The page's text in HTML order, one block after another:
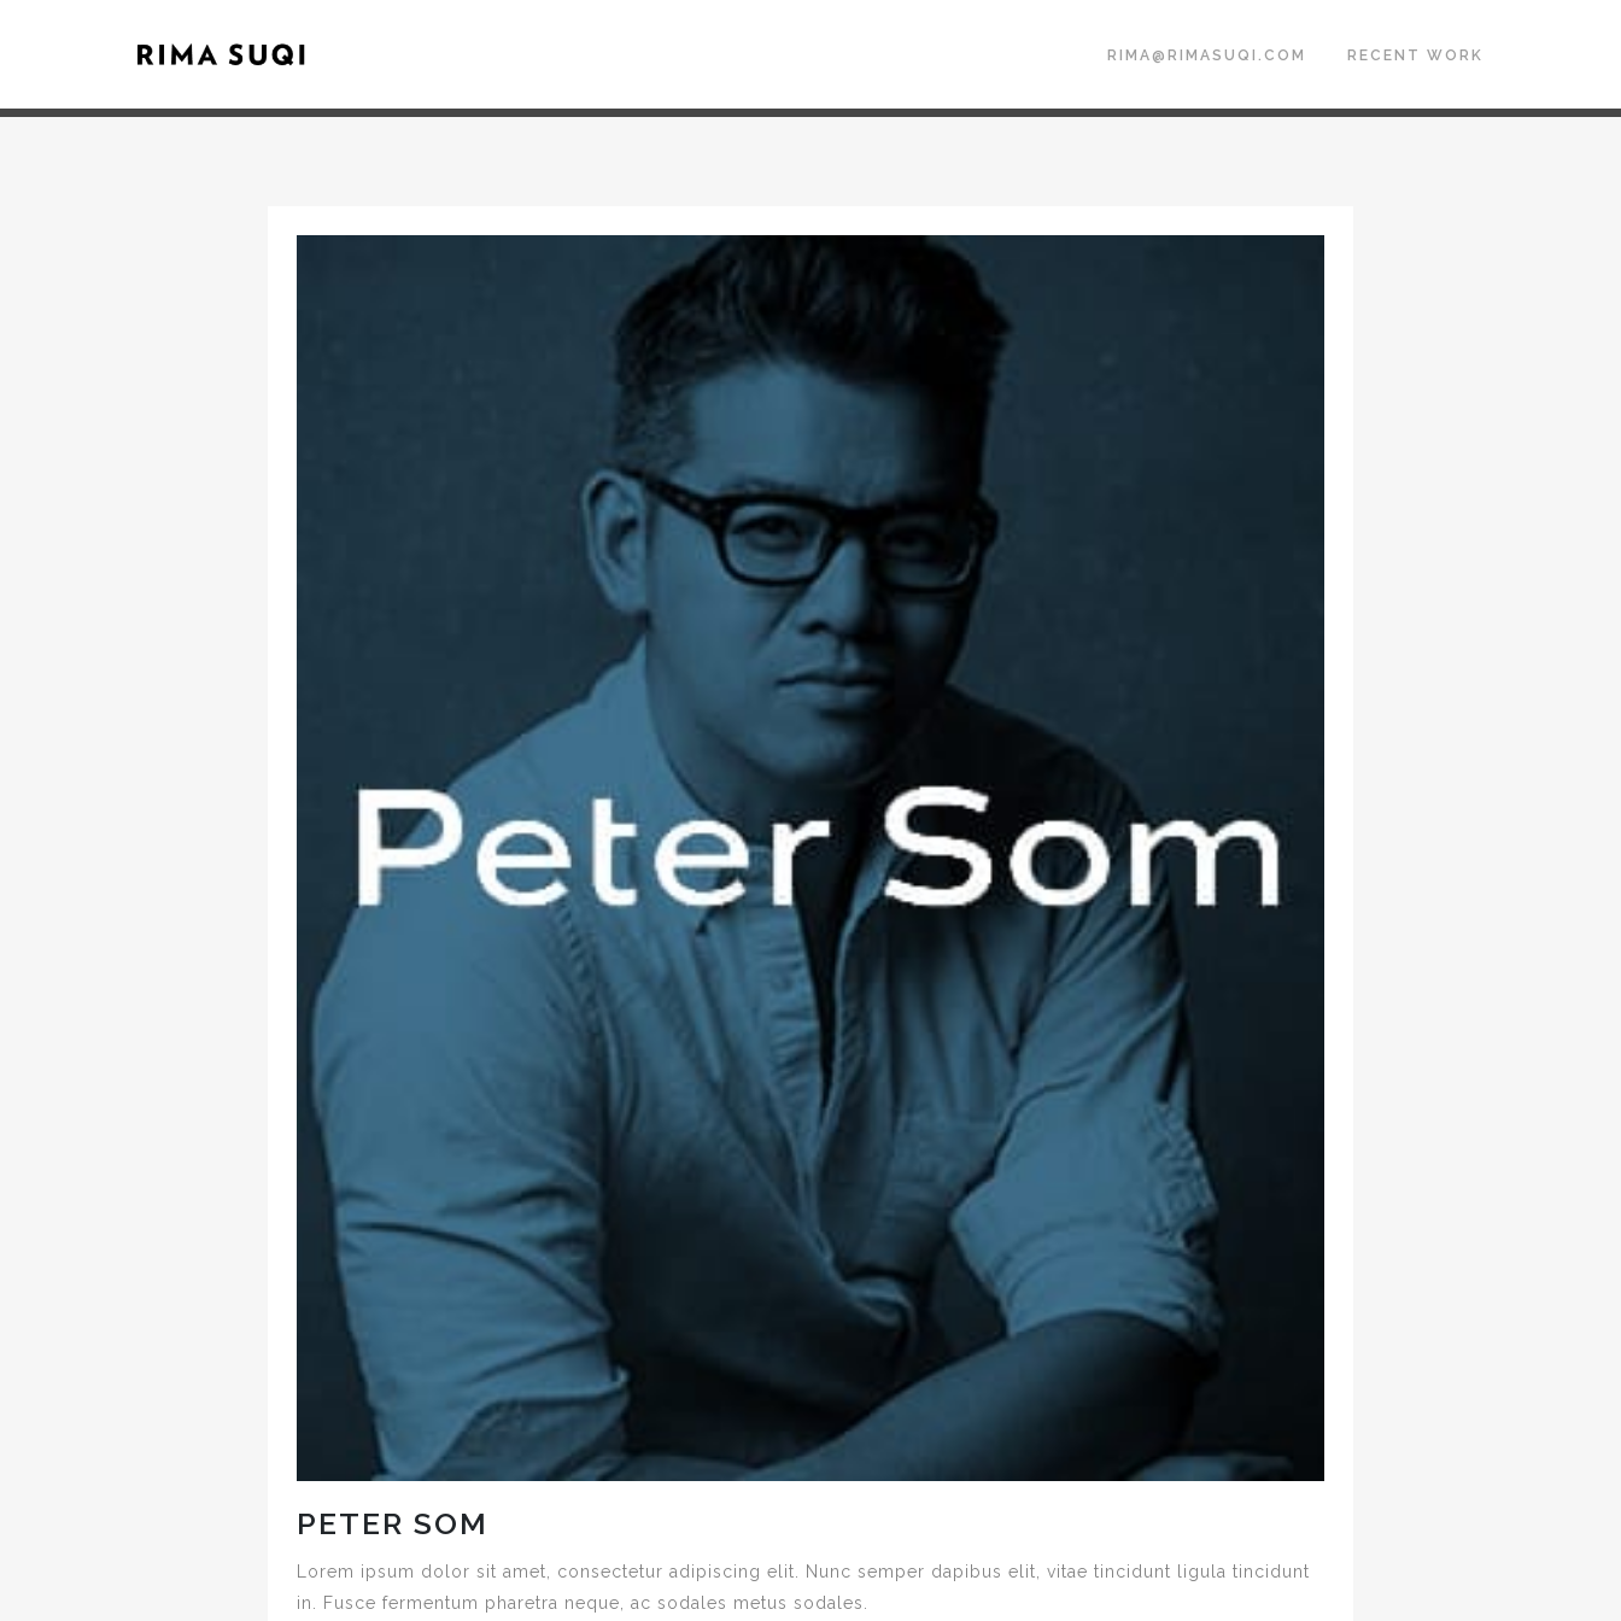
RIMA@RIMASUQI.COM RECENT WORK
PETER SOM
Lorem ipsum dolor sit amet, consectetur adipiscing elit. Nunc semper dapibus elit, vitae tincidunt ligula tincidunt
in. Fusce fermentum pharetra neque, ac sodales metus sodales.